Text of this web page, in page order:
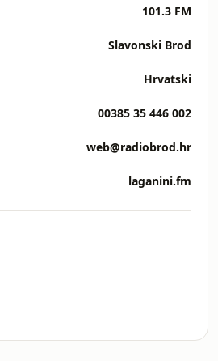
101.3 FM
Slavonski Brod
Hrvatski
00385 35 446 002
web@radiobrod.hr
laganini.fm